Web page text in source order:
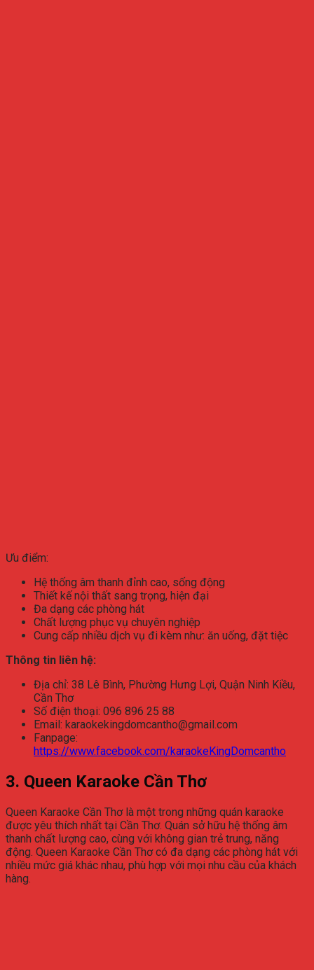
Ưu điểm:
Hệ thống âm thanh đỉnh cao, sống động
Thiết kế nội thất sang trọng, hiện đại
Đa dạng các phòng hát
Chất lượng phục vụ chuyên nghiệp
Cung cấp nhiều dịch vụ đi kèm như: ăn uống, đặt tiệc
Thông tin liên hệ:
Địa chỉ: 38 Lê Bình, Phường Hưng Lợi, Quận Ninh Kiều,
Cần Thơ
Số điện thoại: 096 896 25 88
Email: karaokekingdomcantho@gmail.com
Fanpage:
https://www.facebook.com/karaokeKingDomcantho
3. Queen Karaoke Cần Thơ
Queen Karaoke Cần Thơ là một trong những quán karaoke
được yêu thích nhất tại Cần Thơ. Quán sở hữu hệ thống âm
thanh chất lượng cao, cùng với không gian trẻ trung, năng
động. Queen Karaoke Cần Thơ có đa dạng các phòng hát với
nhiều mức giá khác nhau, phù hợp với mọi nhu cầu của khách
hàng.